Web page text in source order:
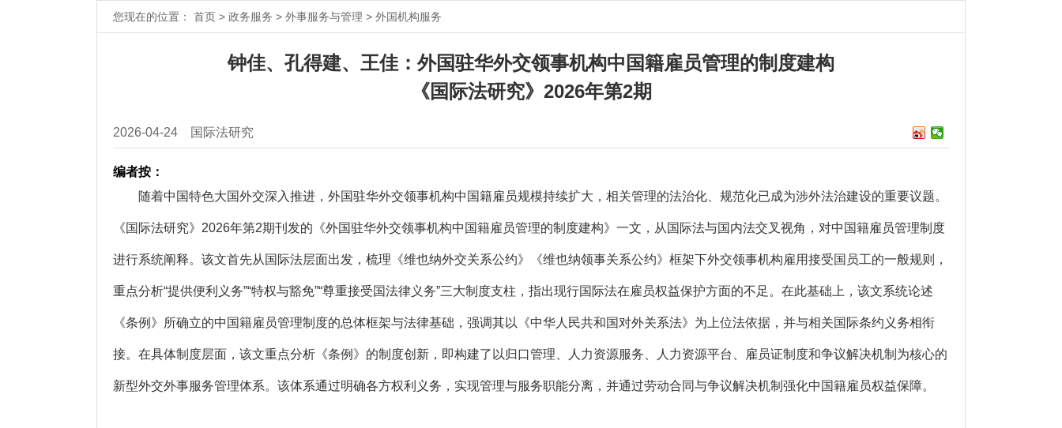
您现在的位置： 首页 > 政务服务 > 外事服务与管理 > 外国机构服务
钟佳、孔得建、王佳：外国驻华外交领事机构中国籍雇员管理的制度建构
《国际法研究》2026年第2期
2026-04-24 国际法研究
编者按：
随着中国特色大国外交深入推进，外国驻华外交领事机构中国籍雇员规模持续扩大，相关管理的法治化、规范化已成为涉外法治建设的重要议题。
《国际法研究》2026年第2期刊发的《外国驻华外交领事机构中国籍雇员管理的制度建构》一文，从国际法与国内法交叉视角，对中国籍雇员管理制度
进行系统阐释。该文首先从国际法层面出发，梳理《维也纳外交关系公约》《维也纳领事关系公约》框架下外交领事机构雇用接受国员工的一般规则，
重点分析“提供便利义务”“特权与豁免”“尊重接受国法律义务”三大制度支柱，指出现行国际法在雇员权益保护方面的不足。在此基础上，该文系统论述
《条例》所确立的中国籍雇员管理制度的总体框架与法律基础，强调其以《中华人民共和国对外关系法》为上位法依据，并与相关国际条约义务相衔
接。在具体制度层面，该文重点分析《条例》的制度创新，即构建了以归口管理、人力资源服务、人力资源平台、雇员证制度和争议解决机制为核心的
新型外交外事服务管理体系。该体系通过明确各方权利义务，实现管理与服务职能分离，并通过劳动合同与争议解决机制强化中国籍雇员权益保障。